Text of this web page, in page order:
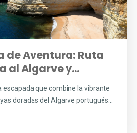
de Aventura: Ruta
al Algarve y...
escapada que combine la vibrante
doradas del Algarve portugués...